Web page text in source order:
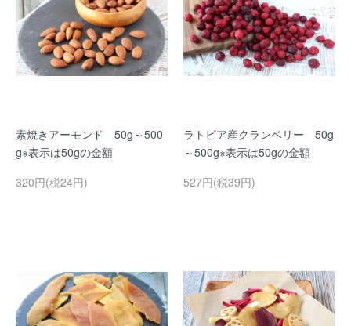
素焼きアーモンド 50g～500
g※表示は50gの金額
320円(税24円)
ラトビア産クランベリー 50g
～500g※表示は50gの金額
527円(税39円)